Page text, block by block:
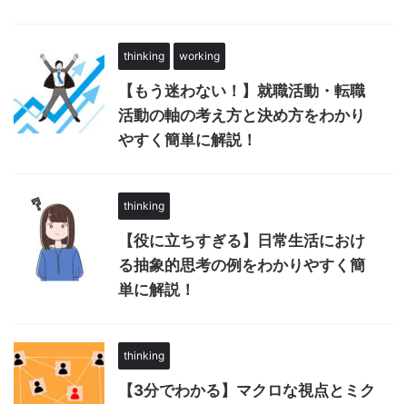
thinking working
【もう迷わない！】就職活動・転職
活動の軸の考え方と決め方をわかり
やすく簡単に解説！
thinking
【役に立ちすぎる】日常生活におけ
る抽象的思考の例をわかりやすく簡
単に解説！
thinking
【3分でわかる】マクロな視点とミク